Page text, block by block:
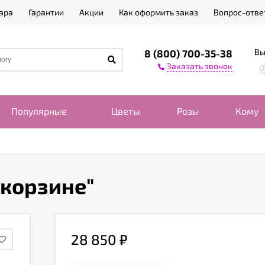
Гарантии Акции Как оформить заказ Вопрос-
8 (800) 700-35-38
Заказать звонок
Популярные Цветы Розы Кому
28 850 ₽